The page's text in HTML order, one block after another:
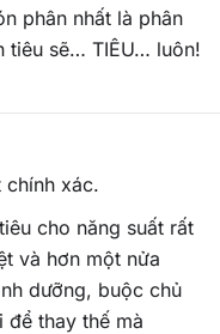
phân nhất là phân
tiêu sẽ… TIÊU… luôn!
chính xác.
cho năng suất rất
và hơn một nửa
dưỡng, buộc chủ
thay thế mà